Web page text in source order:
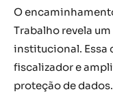
O
Trabalho revela
institucional. Essa
fiscalizador e
proteção de